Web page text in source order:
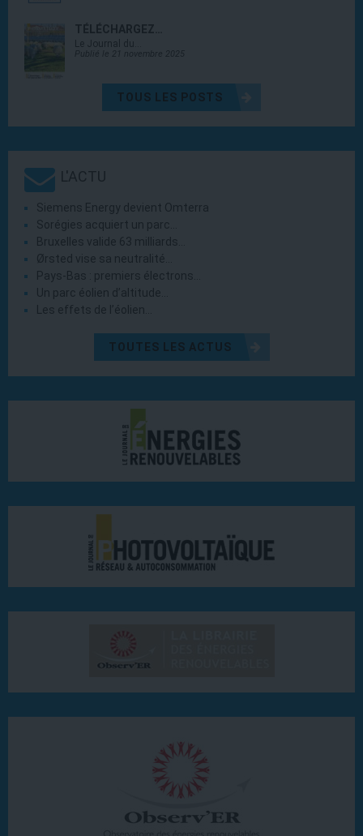
TÉLÉCHARGEZ…
Le Journal du…
Publié le 21 novembre 2025
TOUS LES POSTS
L'ACTU
Siemens Energy devient Omterra
Sorégies acquiert un parc…
Bruxelles valide 63 milliards…
Ørsted vise sa neutralité…
Pays-Bas : premiers électrons…
Un parc éolien d’altitude…
Les effets de l’éolien…
TOUTES LES ACTUS